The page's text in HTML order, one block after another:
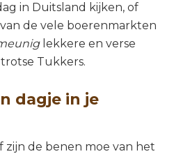
in Duitsland kijken, of
van de vele boerenmarkten
lekkere en verse
Tukkers.
dagje in je
de benen moe van het